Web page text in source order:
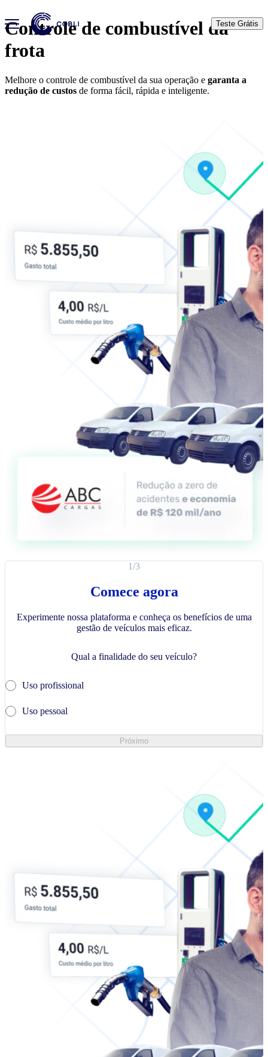
Teste Grátis
Controle de combustível da
frota
Melhore o controle de combustível da sua operação e garanta a
redução de custos de forma fácil, rápida e inteligente.
1/3
Comece agora
Experimente nossa plataforma e conheça os benefícios de uma
gestão de veículos mais eficaz.
Qual a finalidade do seu veículo?
Uso profissional
Uso pessoal
Próximo